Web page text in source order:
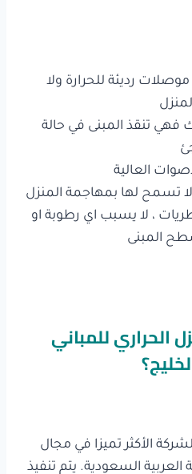
رديئة للحرارة ولا
فهي تنقذ المبنى في حالة
العالية
تسمح لها بمهاجمة المنزل
، لا يسبب اي رطوبة او
المبنى
للمباني
الأكثر تميزا في مجال
العربية السعودية. يتم تنفيذ